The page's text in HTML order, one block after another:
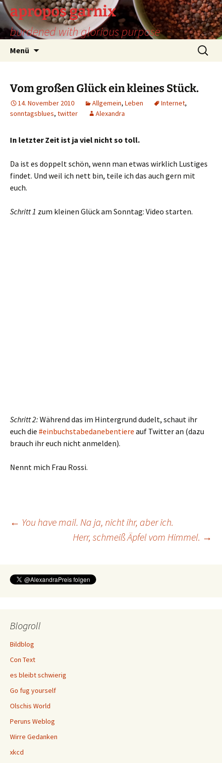
Zum
Inhalt
springen
apropos garnix
burdened with glorious purpose
Menü
Suchen
nach:
Vom großen Glück ein kleines Stück.
14. November 2010 Allgemein, Leben Internet,
sonntagsblues, twitter Alexandra
In letzter Zeit ist ja viel nicht so toll.
Da ist es doppelt schön, wenn man etwas wirklich Lustiges
findet. Und weil ich nett bin, teile ich das auch gern mit
euch.
Schritt 1 zum kleinen Glück am Sonntag: Video starten.
Schritt 2: Während das im Hintergrund dudelt, schaut ihr
euch die #einbuchstabedanebentiere auf Twitter an (dazu
brauch ihr euch nicht anmelden).
Nennt mich Frau Rossi.
Beitragsnavigation
← You have mail. Na ja, nicht ihr, aber ich.
Herr, schmeiß Äpfel vom Himmel. →
Blogroll
Bildblog
Con Text
es bleibt schwierig
Go fug yourself
Olschis World
Peruns Weblog
Wirre Gedanken
xkcd